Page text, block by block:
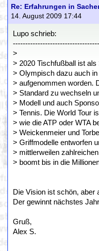
Re: Erfahrungen in
14. August 2009 17:44
Lupo schrieb:
>
> 2020 Tischfußball ist als
> Olympisch dazu auch
> aufgenommen worden.
> Standard zu wechseln
> Modell und auch
> Tennis. Die World Tour
> wie die ATP oder WTA
> Weickenmeier und
> Griffmodelle entworfen
> mittlerweilen
> boomt bis in die
Die Vision ist schön, aber
Der gewinnt nächstes
Gruß,
Alex S.